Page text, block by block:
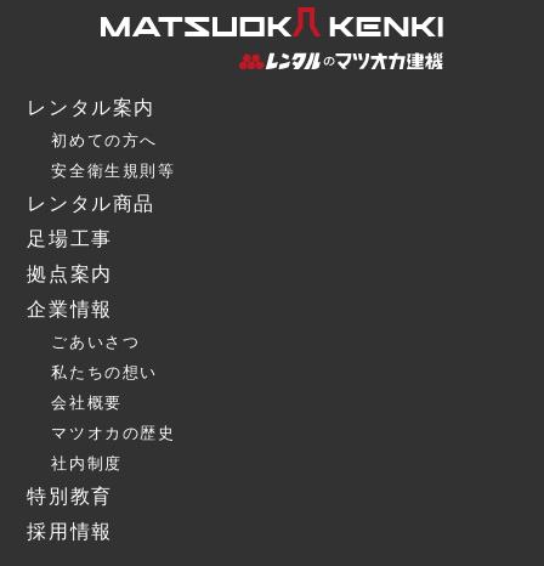
レンタル案内
初めての方へ
安全衛生規則等
レンタル商品
足場工事
拠点案内
企業情報
ごあいさつ
私たちの想い
会社概要
マツオカの歴史
社内制度
特別教育
採用情報